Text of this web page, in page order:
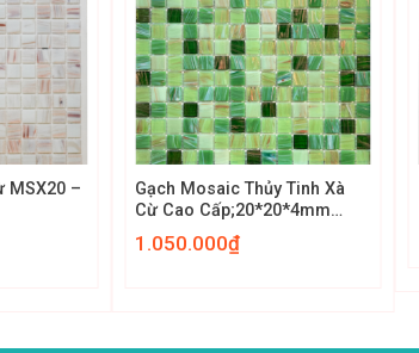
MSX20 –
+
Gạch Mosaic Thủy Tinh Xà
Cừ Cao Cấp;20*20*4mm
MSTT033
1.050.000₫